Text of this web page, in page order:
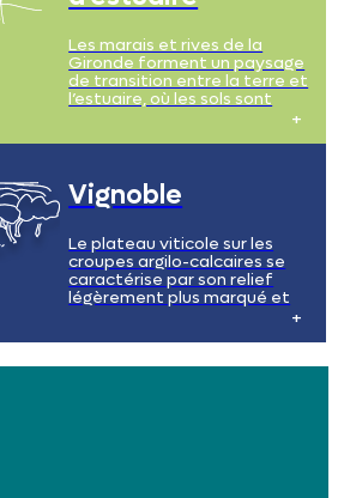
Les marais et rives de la
Gironde forment un paysage
de transition entre la terre et
l’estuaire, où les sols sont
pour de nombreuses espèces
animales et végétales.
Vignoble
Le plateau viticole sur les
croupes argilo-calcaires se
caractérise par son relief
légèrement plus marqué et
ses sols riches en argile et en
s'étendent à perte de vue,